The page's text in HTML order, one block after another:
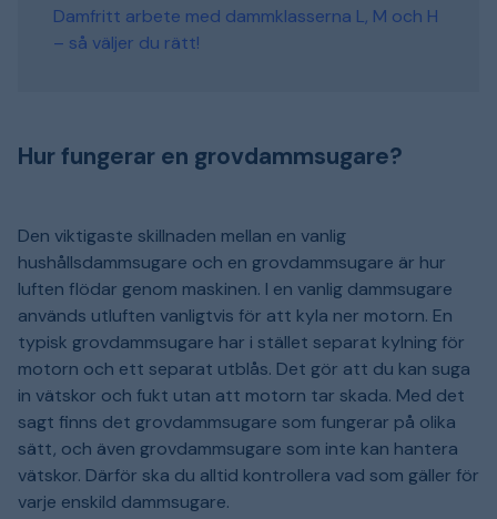
Damfritt arbete med dammklasserna L, M och H
– så väljer du rätt!
Hur fungerar en grovdammsugare?
Den viktigaste skillnaden mellan en vanlig
hushållsdammsugare och en grovdammsugare är hur
luften flödar genom maskinen. I en vanlig dammsugare
används utluften vanligtvis för att kyla ner motorn. En
typisk grovdammsugare har i stället separat kylning för
motorn och ett separat utblås. Det gör att du kan suga
in vätskor och fukt utan att motorn tar skada. Med det
sagt finns det grovdammsugare som fungerar på olika
sätt, och även grovdammsugare som inte kan hantera
vätskor. Därför ska du alltid kontrollera vad som gäller för
varje enskild dammsugare.